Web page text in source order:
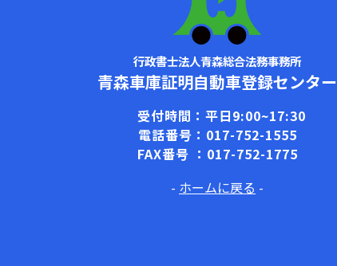
行政書士法人青森総合法務事務所
青森車庫証明自動車登録センター
受付時間：平日9:00~17:30
電話番号：017-752-1555
FAX番号 ：017-752-1775
- ホームに戻る -